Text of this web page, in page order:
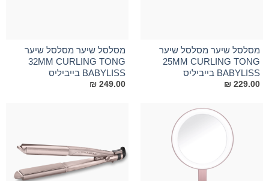
מסלסל שיער מסלסל שיער
25MM CURLING TONG
BABYLISS בייביליס
₪ 229.00
מסלסל שיער מסלסל שיער
32MM CURLING TONG
BABYLISS בייביליס
₪ 249.00